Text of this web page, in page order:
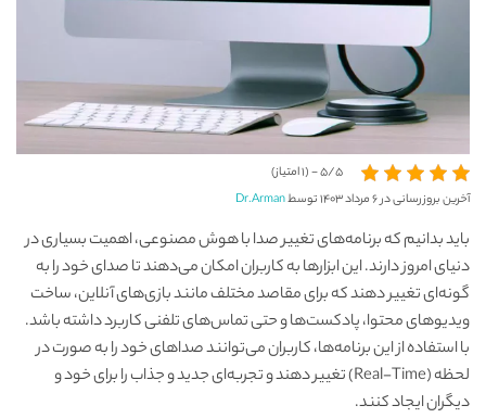
5/5 - (1 امتیاز)
آخرین بروزرسانی در ۶ مرداد ۱۴۰۳ توسط
Dr.Arman
باید بدانیم که برنامه‌های تغییر صدا با هوش مصنوعی، اهمیت بسیاری در
دنیای امروز دارند. این ابزارها به کاربران امکان می‌دهند تا صدای خود را به
گونه‌ای تغییر دهند که برای مقاصد مختلف مانند بازی‌های آنلاین، ساخت
ویدیوهای محتوا، پادکست‌ها و حتی تماس‌های تلفنی کاربرد داشته باشد.
با استفاده از این برنامه‌ها، کاربران می‌توانند صداهای خود را به صورت در
لحظه (Real-Time) تغییر دهند و تجربه‌ای جدید و جذاب را برای خود و
دیگران ایجاد کنند.